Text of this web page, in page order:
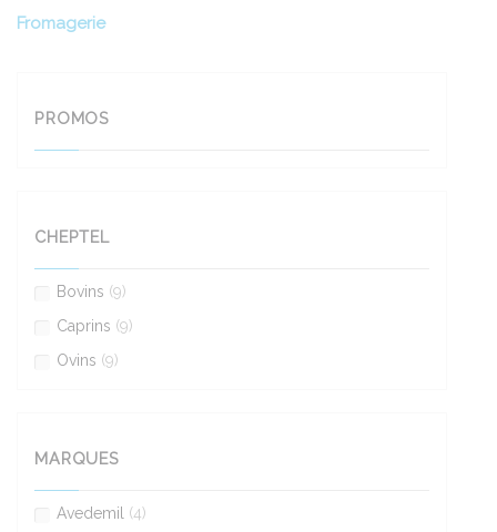
Fromagerie
PROMOS
CHEPTEL
Bovins (9)
Caprins (9)
Ovins (9)
MARQUES
Avedemil (4)